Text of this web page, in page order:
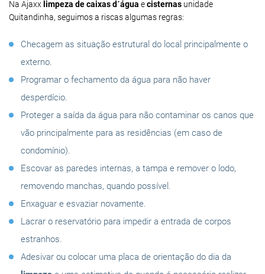
Na Ajaxx limpeza de caixas d´água ecisternas unidade
Quitandinha, seguimos a riscas algumas regras:
Checagem as situação estrutural do local principalmente o
externo.
Programar o fechamento da água para não haver
desperdício.
Proteger a saída da água para não contaminar os canos que
vão principalmente para as residências (em caso de
condomínio).
Escovar as paredes internas, a tampa e remover o lodo,
removendo manchas, quando possível.
Enxaguar e esvaziar novamente.
Lacrar o reservatório para impedir a entrada de corpos
estranhos.
Adesivar ou colocar uma placa de orientação do dia da